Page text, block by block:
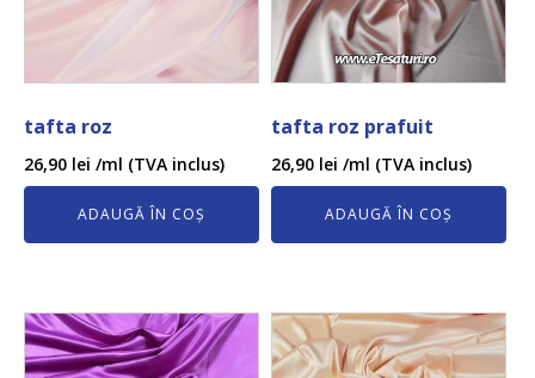
tafta roz
26,90 lei /ml (TVA inclus)
ADAUGĂ ÎN COȘ
tafta roz prafuit
26,90 lei /ml (TVA inclus)
ADAUGĂ ÎN COȘ